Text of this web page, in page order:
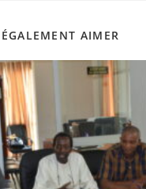
AIMER